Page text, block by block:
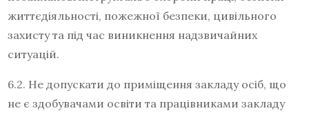
життєдіяльності, пожежної безпеки, цивільного
захисту та під час виникнення надзвичайних
ситуацій.
6.2. Не допускати до приміщення закладу осіб, що
не є здобувачами освіти та працівниками закладу